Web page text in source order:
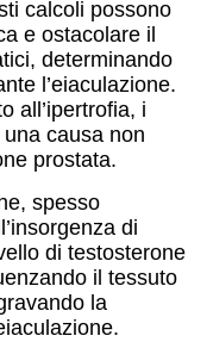
calcoli possono
e ostacolare il
determinando
l’eiaculazione.
all’ipertrofia, i
causa non
prostata.
spesso
di
di testosterone
il tessuto
la